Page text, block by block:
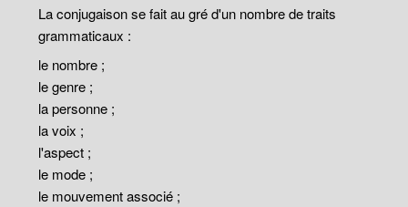
La conjugaison se fait au gré d'un nombre de traits
grammaticaux :
le nombre ;
le genre ;
la personne ;
la voix ;
l'aspect ;
le mode ;
le mouvement associé ;